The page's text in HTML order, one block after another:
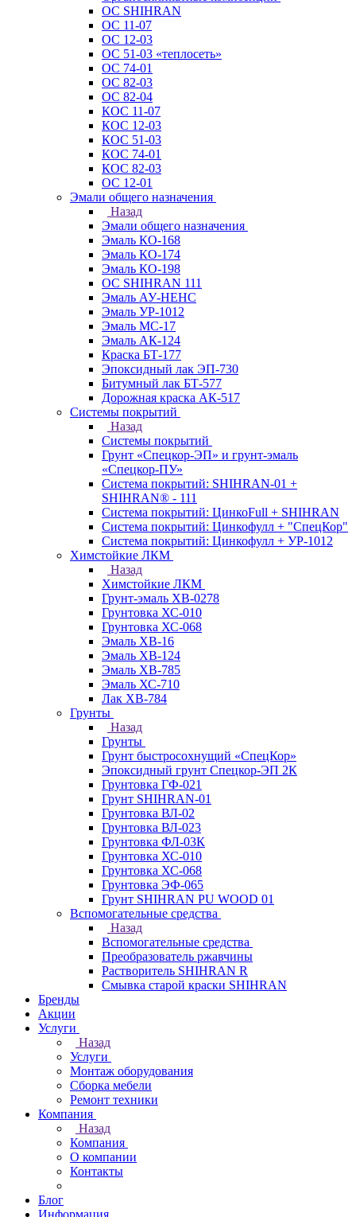
ОС SHIHRAN
ОС 11-07
ОС 12-03
ОС 51-03 «теплосеть»
ОС 74-01
ОС 82-03
ОС 82-04
КОС 11-07
КОС 12-03
КОС 51-03
КОС 74-01
КОС 82-03
ОС 12-01
Эмали общего назначения
Назад
Эмали общего назначения
Эмаль КО-168
Эмаль КО-174
Эмаль КО-198
ОС SHIHRAN 111
Эмаль АУ-НЕНС
Эмаль УР-1012
Эмаль МС-17
Эмаль АК-124
Краска БТ-177
Эпоксидный лак ЭП-730
Битумный лак БТ-577
Дорожная краска АК-517
Системы покрытий
Назад
Системы покрытий
Грунт «Спецкор-ЭП» и грунт-эмаль
«Спецкор-ПУ»
Система покрытий: SHIHRAN-01 +
SHIHRAN® - 111
Система покрытий: ЦинкоFull + SHIHRAN
Система покрытий: Цинкофулл + "СпецКор"
Система покрытий: Цинкофулл + УР-1012
Химстойкие ЛКМ
Назад
Химстойкие ЛКМ
Грунт-эмаль ХВ-0278
Грунтовка ХС-010
Грунтовка ХС-068
Эмаль ХВ-16
Эмаль ХВ-124
Эмаль ХВ-785
Эмаль ХС-710
Лак ХВ-784
Грунты
Назад
Грунты
Грунт быстросохнущий «СпецКор»
Эпоксидный грунт Спецкор-ЭП 2К
Грунтовка ГФ-021
Грунт SHIHRAN-01
Грунтовка ВЛ-02
Грунтовка ВЛ-023
Грунтовка ФЛ-03К
Грунтовка ХС-010
Грунтовка ХС-068
Грунтовка ЭФ-065
Грунт SHIHRAN PU WOOD 01
Вспомогательные средства
Назад
Вспомогательные средства
Преобразователь ржавчины
Растворитель SHIHRAN R
Смывка старой краски SHIHRAN
Бренды
Акции
Услуги
Назад
Услуги
Монтаж оборудования
Сборка мебели
Ремонт техники
Компания
Назад
Компания
О компании
Контакты
Блог
Информация